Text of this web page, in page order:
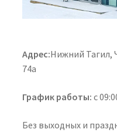
Адрес:Нижний Тагил,
74а
График работы: с
Без выходных и